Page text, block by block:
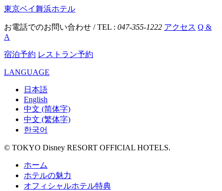
東京ベイ舞浜ホテル
お電話でのお問い合わせ / TEL : 047-355-1222 アクセス Q &
A
宿泊予約 レストラン予約
LANGUAGE
日本語
English
中文 (简体字)
中文 (繁体字)
한국어
© TOKYO Disney RESORT OFFICIAL HOTELS.
ホーム
ホテルの魅力
オフィシャルホテル特典